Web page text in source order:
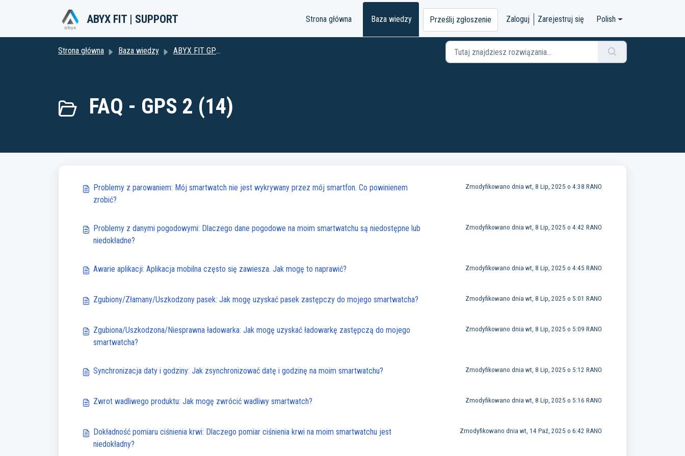
ABYX FIT | SUPPORT Strona główna Baza wiedzy Prześlij zgłoszenie Zaloguj Zarejestruj się Polish
Strona główna Baza wiedzy ABYX FIT GPS2
FAQ - GPS 2 (14)
Problemy z parowaniem: Mój smartwatch nie jest wykrywany przez mój smartfon. Co powinienem
zrobić?
Zmodyfikowano dnia wt, 8 Lip, 2025 o 4:38 RANO
Problemy z danymi pogodowymi: Dlaczego dane pogodowe na moim smartwatchu są niedostępne lub
niedokładne?
Zmodyfikowano dnia wt, 8 Lip, 2025 o 4:42 RANO
Awarie aplikacji: Aplikacja mobilna często się zawiesza. Jak mogę to naprawić? Zmodyfikowano dnia wt, 8 Lip, 2025 o 4:45 RANO
Zgubiony/Złamany/Uszkodzony pasek: Jak mogę uzyskać pasek zastępczy do mojego smartwatcha? Zmodyfikowano dnia wt, 8 Lip, 2025 o 5:01 RANO
Zgubiona/Uszkodzona/Niesprawna ładowarka: Jak mogę uzyskać ładowarkę zastępczą do mojego
smartwatcha?
Zmodyfikowano dnia wt, 8 Lip, 2025 o 5:09 RANO
Synchronizacja daty i godziny: Jak zsynchronizować datę i godzinę na moim smartwatchu? Zmodyfikowano dnia wt, 8 Lip, 2025 o 5:12 RANO
Zwrot wadliwego produktu: Jak mogę zwrócić wadliwy smartwatch? Zmodyfikowano dnia wt, 8 Lip, 2025 o 5:16 RANO
Dokładność pomiaru ciśnienia krwi: Dlaczego pomiar ciśnienia krwi na moim smartwatchu jest
niedokładny?
Zmodyfikowano dnia wt, 14 Paź, 2025 o 6:42 RANO